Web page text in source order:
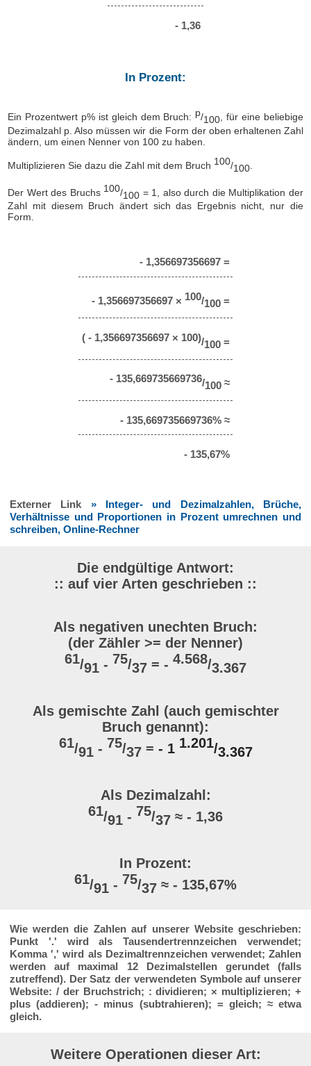
- 1,36
In Prozent:
Ein Prozentwert p% ist gleich dem Bruch: p/100 , für eine beliebige
Dezimalzahl p. Also müssen wir die Form der oben erhaltenen Zahl
ändern, um einen Nenner von 100 zu haben.
Multiplizieren Sie dazu die Zahl mit dem Bruch 100/100
Der Wert des Bruchs 100/100 = 1, also durch die Multiplikation der
Zahl mit diesem Bruch ändert sich das Ergebnis nicht, nur die
Form.
- 1,356697356697 =
- 1,356697356697 × 100/100=
( - 1,356697356697 × 100)/100=
- 135,669735669736/100≈
- 135,669735669736% ≈
- 135,67%
Externer Link » Integer- und Dezimalzahlen, Brüche,
Verhältnisse und Proportionen in Prozent umrechnen und
schreiben, Online-Rechner
Die endgültige Antwort:
:: auf vier Arten geschrieben ::
Als negativen unechten Bruch:
(der Zähler >= der Nenner)
61/91 - 75/37 = - 4.568/3.367
Als gemischte Zahl (auch gemischter
Bruch genannt):
61/91 - 75/37= - 1 1.201/3.367
Als Dezimalzahl:
61/91 - 75/37 ≈ - 1,36
In Prozent:
61/91 - 75/37 ≈ - 135,67%
Wie werden die Zahlen auf unserer Website geschrieben:
Punkt '.' wird als Tausendertrennzeichen verwendet;
Komma ',' wird als Dezimaltrennzeichen verwendet; Zahlen
werden auf maximal 12 Dezimalstellen gerundet (falls
zutreffend). Der Satz der verwendeten Symbole auf unserer
Website: / der Bruchstrich; : dividieren; × multiplizieren; +
plus (addieren); - minus (subtrahieren); = gleich; ≈ etwa
gleich.
Weitere Operationen dieser Art: